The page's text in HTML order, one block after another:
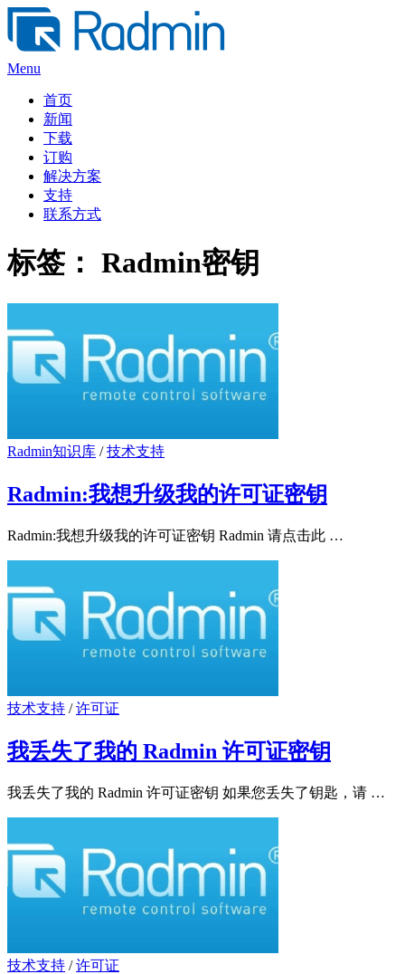
Skip
content
Menu
首页
新闻
下载
订购
解决方案
支持
联系方式
标签： Radmin密钥
Radmin知识库 /技术支持
Radmin:我想升级我的许可证密钥
Radmin:我想升级我的许可证密钥 Radmin 请点击此 …
技术支持 /许可证
我丢失了我的 Radmin 许可证密钥
我丢失了我的 Radmin 许可证密钥 如果您丢失了钥匙，请 …
技术支持 /许可证